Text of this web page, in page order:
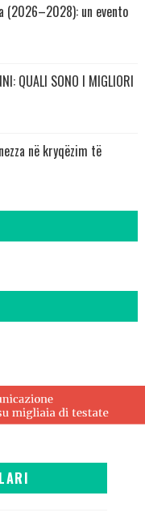
(2026–2028): un evento
QUALI SONO I MIGLIORI
në kryqëzim të